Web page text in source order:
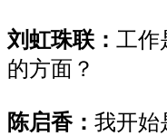
刘虹珠联： 工作
的方面？
陈启香： 我开始